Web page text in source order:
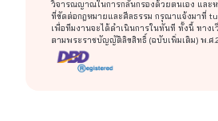
วิจารณญาณในการกลั่นกรองด้วยตนเอง และ
ที่ขัดต่อกฎหมายและศีลธรรม กรุณาแจ้งมาที่
เพื่อทีมงานจะได้ดำเนินการในทันที ทั้งนี้ ทางเ
ตามพระราชบัญญัติลิขสิทธิ์ (ฉบับเพิ่มเติม) พ.ศ